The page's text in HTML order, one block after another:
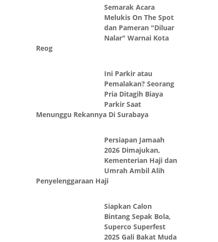
Semarak Acara
Melukis On The Spot
dan Pameran "Diluar
Nalar" Warnai Kota
Reog
Ini Parkir atau
Pemalakan? Seorang
Pria Ditagih Biaya
Parkir Saat
Menunggu Rekannya Di Surabaya
Persiapan Jamaah
2026 Dimajukan,
Kementerian Haji dan
Umrah Ambil Alih
Penyelenggaraan Haji
Siapkan Calon
Bintang Sepak Bola,
Superco Superfest
2025 Gali Bakat Muda